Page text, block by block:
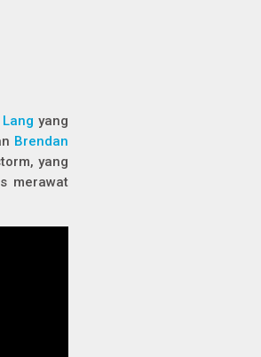
yang
Brendan
yang
merawat